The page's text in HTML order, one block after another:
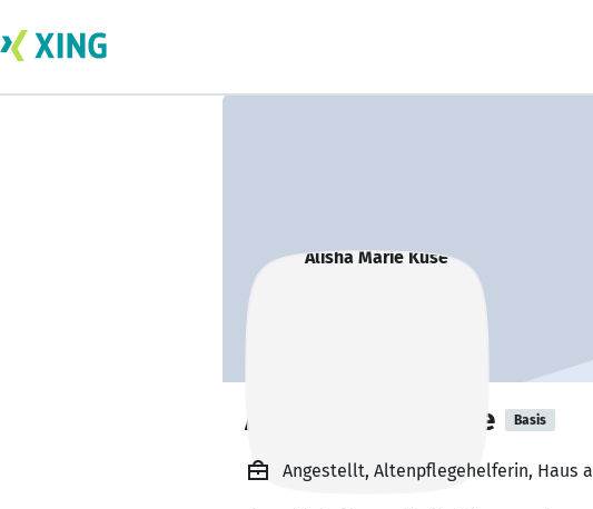
Alisha Marie Kuse Basis
Angestellt, Altenpflegehelferin, Haus a